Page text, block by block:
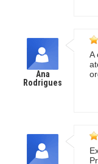
Ana
Rodrigues
A